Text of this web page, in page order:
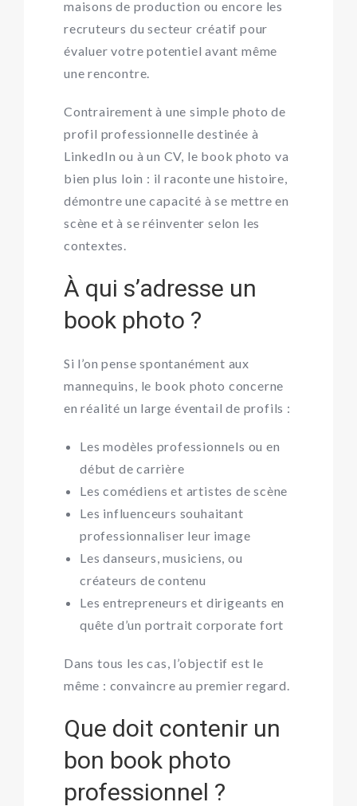
maisons de production ou encore les
recruteurs du secteur créatif pour
évaluer votre potentiel avant même
une rencontre.
Contrairement à une simple photo de
profil professionnelle destinée à
LinkedIn ou à un CV, le book photo va
bien plus loin : il raconte une histoire,
démontre une capacité à se mettre en
scène et à se réinventer selon les
contextes.
À qui s’adresse un
book photo ?
Si l’on pense spontanément aux
mannequins, le book photo concerne
en réalité un large éventail de profils :
Les modèles professionnels ou en
début de carrière
Les comédiens et artistes de scène
Les influenceurs souhaitant
professionnaliser leur image
Les danseurs, musiciens, ou
créateurs de contenu
Les entrepreneurs et dirigeants en
quête d’un portrait corporate fort
Dans tous les cas, l’objectif est le
même : convaincre au premier regard.
Que doit contenir un
bon book photo
professionnel ?